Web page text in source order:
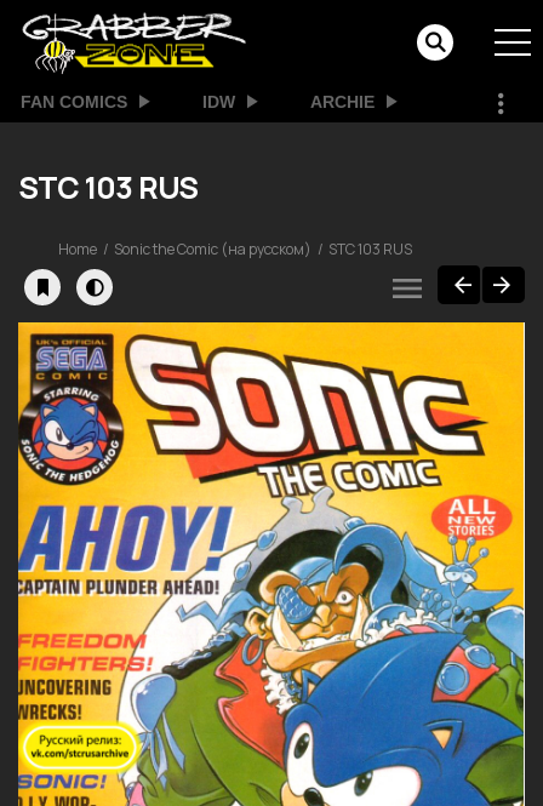
FAN COMICS IDW ARCHIE
STC 103 RUS
Home Sonic the Comic (на русском) STC 103 RUS